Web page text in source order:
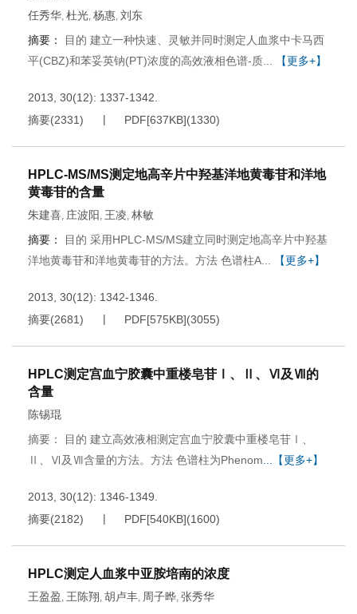
任秀华, 杜光, 杨惠, 刘东
摘要：
目的 建立一种快速、灵敏并同时测定人血浆中卡马西
平(CBZ)和苯妥英钠(PT)浓度的高效液相色谱-质...
【更多+】
2013, 30(12): 1337-1342.
摘要(2331) PDF[637KB](1330)
HPLC-MS/MS测定地高辛片中羟基洋地黄毒苷和洋地
黄毒苷的含量
朱建喜, 庄波阳, 王凌, 林敏
摘要：
目的 采用HPLC-MS/MS建立同时测定地高辛片中羟基
洋地黄毒苷和洋地黄毒苷的方法。方法 色谱柱A...
【更多+】
2013, 30(12): 1342-1346.
摘要(2681) PDF[575KB](3055)
HPLC测定宫血宁胶囊中重楼皂苷Ⅰ、Ⅱ、Ⅵ及Ⅶ的
含量
陈锡琨
摘要： 目的 建立高效液相测定宫血宁胶囊中重楼皂苷Ⅰ、
Ⅱ、Ⅵ及Ⅶ含量的方法。方法 色谱柱为Phenom ...【更多+】
2013, 30(12): 1346-1349.
摘要(2182) PDF[540KB](1600)
HPLC测定人血浆中亚胺培南的浓度
王盈盈 , 王陈翔, 胡卢丰, 周子晔, 张秀华